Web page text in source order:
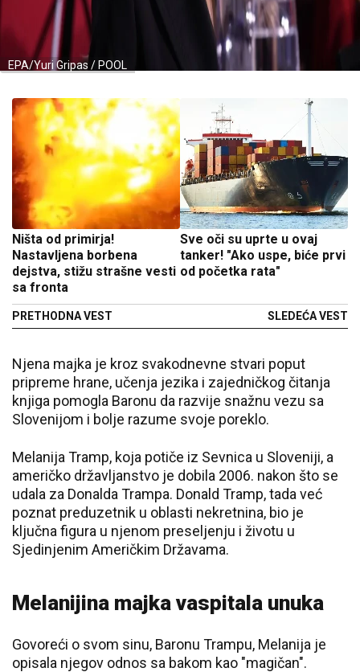
EPA/Yuri Gripas / POOL
Ništa od primirja!
Nastavljena borbena
dejstva, stižu strašne vesti
sa fronta
PRETHODNA VEST
Sve oči su uprte u ovaj
tanker! "Ako uspe, biće prvi
od početka rata"
SLEDEĆA VEST
Njena majka je kroz svakodnevne stvari poput
pripreme hrane, učenja jezika i zajedničkog čitanja
knjiga pomogla Baronu da razvije snažnu vezu sa
Slovenijom i bolje razume svoje poreklo.
Melanija Tramp, koja potiče iz Sevnica u Sloveniji, a
američko državljanstvo je dobila 2006. nakon što se
udala za Donalda Trampa. Donald Tramp, tada već
poznat preduzetnik u oblasti nekretnina, bio je
ključna figura u njenom preseljenju i životu u
Sjedinjenim Američkim Državama.
Melanijina majka vaspitala unuka
Govoreći o svom sinu, Baronu Trampu, Melanija je
opisala njegov odnos sa bakom kao "magičan".